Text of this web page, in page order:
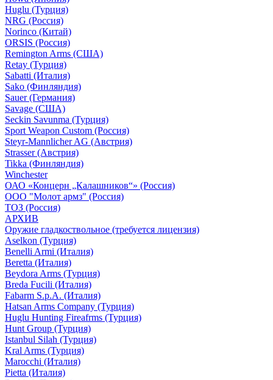
Huglu (Турция)
NRG (Россия)
Norinco (Китай)
ORSIS (Россия)
Remington Arms (США)
Retay (Турция)
Sabatti (Италия)
Sako (Финляндия)
Sauer (Германия)
Savage (США)
Seckin Savunma (Турция)
Sport Weapon Custom (Россия)
Steyr-Mannlicher AG (Австрия)
Strasser (Австрия)
Tikka (Финляндия)
Winchester
ОАО «Концерн „Калашников“» (Россия)
ООО "Молот армз" (Россия)
ТОЗ (Россия)
АРХИВ
Оружие гладкоствольное (требуется лицензия)
Aselkon (Турция)
Benelli Armi (Италия)
Beretta (Италия)
Beydora Arms (Турция)
Breda Fucili (Италия)
Fabarm S.p.A. (Италия)
Hatsan Arms Company (Турция)
Huglu Hunting Fireafrms (Турция)
Hunt Group (Турция)
Istanbul Silah (Турция)
Kral Arms (Турция)
Marocchi (Италия)
Pietta (Италия)